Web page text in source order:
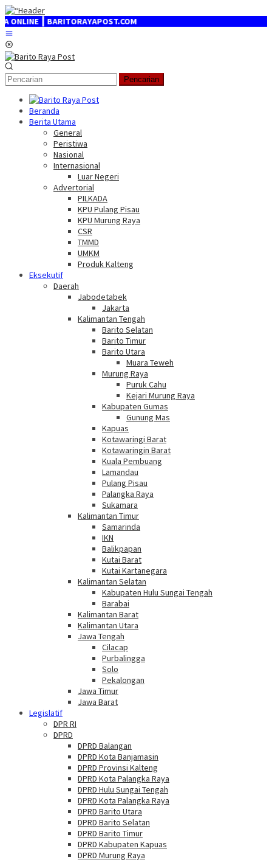
Loncat
ke
konten
┃ BARITORAYAPOST.COM
Pencarian
Beranda
Berita Utama
General
Peristiwa
Nasional
Internasional
Luar Negeri
Advertorial
PILKADA
KPU Pulang Pisau
KPU Murung Raya
CSR
TMMD
UMKM
Produk Kalteng
Eksekutif
Daerah
Jabodetabek
Jakarta
Kalimantan Tengah
Barito Selatan
Barito Timur
Barito Utara
Muara Teweh
Murung Raya
Puruk Cahu
Kejari Murung Raya
Kabupaten Gumas
Gunung Mas
Kapuas
Kotawaringi Barat
Kotawaringin Barat
Kuala Pembuang
Lamandau
Pulang Pisau
Palangka Raya
Sukamara
Kalimantan Timur
Samarinda
IKN
Balikpapan
Kutai Barat
Kutai Kartanegara
Kalimantan Selatan
Kabupaten Hulu Sungai Tengah
Barabai
Kalimantan Barat
Kalimantan Utara
Jawa Tengah
Cilacap
Purbalingga
Solo
Pekalongan
Jawa Timur
Jawa Barat
Legislatif
DPR RI
DPRD
DPRD Balangan
DPRD Kota Banjamasin
DPRD Provinsi Kalteng
DPRD Kota Palangka Raya
DPRD Hulu Sungai Tengah
DPRD Kota Palangka Raya
DPRD Barito Utara
DPRD Barito Selatan
DPRD Barito Timur
DPRD Kabupaten Kapuas
DPRD Murung Raya